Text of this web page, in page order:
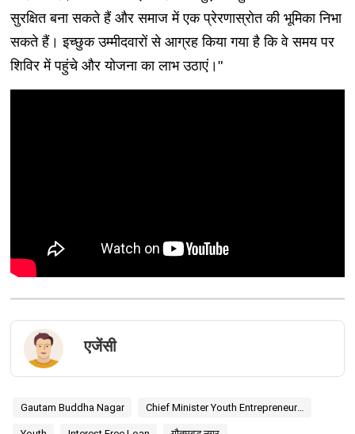
सुरक्षित बना सकते हैं और समाज में एक प्रेरणास्रोत की भूमिका निभा
सकते हैं। इच्छुक उम्मीदवारों से आग्रह किया गया है कि वे समय पर
शिविर में पहुंचे और योजना का लाभ उठाएं।"
एजेंसी
Gautam Buddha Nagar Chief Minister Youth Entrepreneur Campaign Scheme